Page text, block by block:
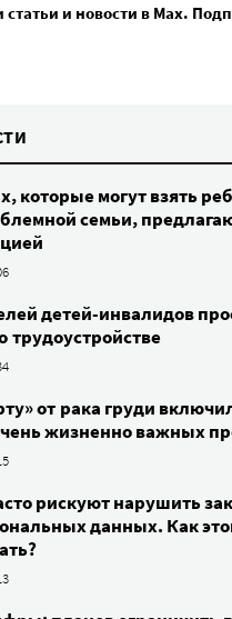
и новости в Max.
которые могут взять
семьи,
детей-инвалидов
трудоустройстве
от рака груди
жизненно важных
рискуют нарушить
данных. Как